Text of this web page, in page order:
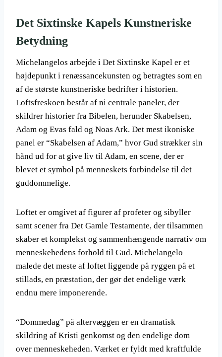
Det Sixtinske Kapels Kunstneriske
Betydning
Michelangelos arbejde i Det Sixtinske Kapel er et
højdepunkt i renæssancekunsten og betragtes som en
af de største kunstneriske bedrifter i historien.
Loftsfreskoen består af ni centrale paneler, der
skildrer historier fra Bibelen, herunder Skabelsen,
Adam og Evas fald og Noas Ark. Det mest ikoniske
panel er “Skabelsen af Adam,” hvor Gud strækker sin
hånd ud for at give liv til Adam, en scene, der er
blevet et symbol på menneskets forbindelse til det
guddommelige.
Loftet er omgivet af figurer af profeter og sibyller
samt scener fra Det Gamle Testamente, der tilsammen
skaber et komplekst og sammenhængende narrativ om
menneskehedens forhold til Gud. Michelangelo
malede det meste af loftet liggende på ryggen på et
stillads, en præstation, der gør det endelige værk
endnu mere imponerende.
“Dommedag” på altervæggen er en dramatisk
skildring af Kristi genkomst og den endelige dom
over menneskeheden. Værket er fyldt med kraftfulde